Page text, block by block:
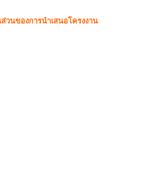
วนของการนำเสนอโครงงาน